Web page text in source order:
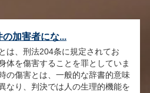
加害者にな...
は、刑法204条に規定されてお
体を傷害することを罪としていま
の傷害とは、一般的な辞書的意味
なり、判決では人の生理的機能を